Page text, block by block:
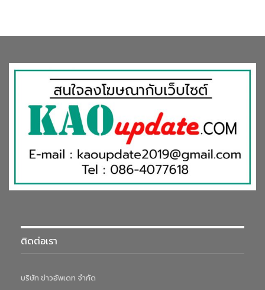
ติดต่อเรา
บริษัท ข่าวอัพเดท จำกัด